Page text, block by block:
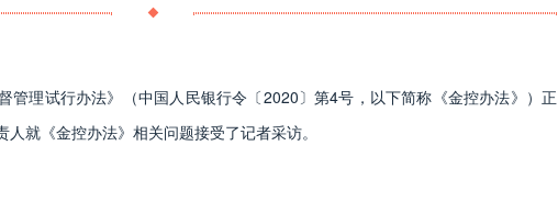
管理试行办法》（中国人民银行令〔2020〕第4号，以下简称《金控办法》）正
就《金控办法》相关问题接受了记者采访。